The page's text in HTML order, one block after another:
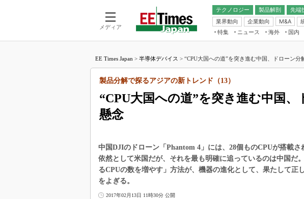
メディア
テクノロジー 製品解剖
先端
電池／エネルギー
アナログ
マイコン
FPGA
業界動向
企業動向 M&A
フィ
読
電源
エレ
Japan
特集 ニュース 海外 国内
福田昭のデバイス通信
大山聡の業界スコープ
大原雄介のエレ・組み込みプレイバ
世界を「数字」で回してみよう
踊るバズワード ～Behind the
電子ブックレット
EE Times Japan > 半導体デバイス > “CPU大国への道”を突き進む中国、ドローン分
“CPU大国への道”を突き進む中国
懸念
製品分解で探るアジアの新トレンド（13）
中国DJIのドローン「Phantom 4」には、28個ものCPUが搭載
依然として米国だが、それを最も明確に追っているのは中国だ
るCPUの数を増やす」方法が、機器の進化として、果たして正
をよぎる。
2017年02月13日 11時30分 公開